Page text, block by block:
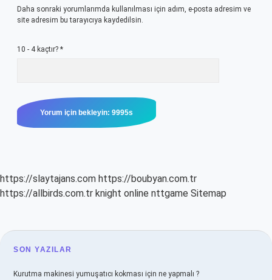
Daha sonraki yorumlarımda kullanılması için adım, e-posta adresim ve
site adresim bu tarayıcıya kaydedilsin.
10 - 4 kaçtır? *
https://slaytajans.com https://boubyan.com.tr
https://allbirds.com.tr knight online nttgame Sitemap
SIDEBAR
SON YAZILAR
Kurutma makinesi yumuşatıcı kokması için ne yapmalı ?